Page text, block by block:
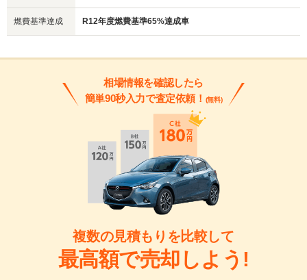
燃費基準達成 R12年度燃費基準65%達成車
相場情報を確認したら
簡単90秒入力で査定依頼！ (無料)
複数の見積もりを比較して
最高額で売却しよう!